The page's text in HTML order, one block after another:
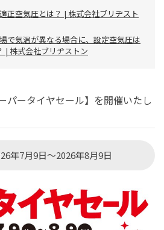
正空気圧とは？ | 株式会社ブリヂスト
で気温が異なる場合に、設定空気圧は
| 株式会社ブリヂストン
パータイヤセール】を開催いたし
年7月9日～2026年8月9日